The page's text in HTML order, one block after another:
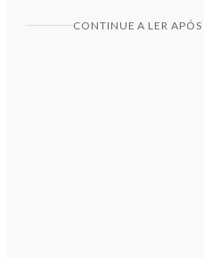
CONTINUE A LER